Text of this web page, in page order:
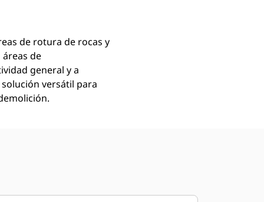
de rotura de rocas y
de
general y a
versátil para